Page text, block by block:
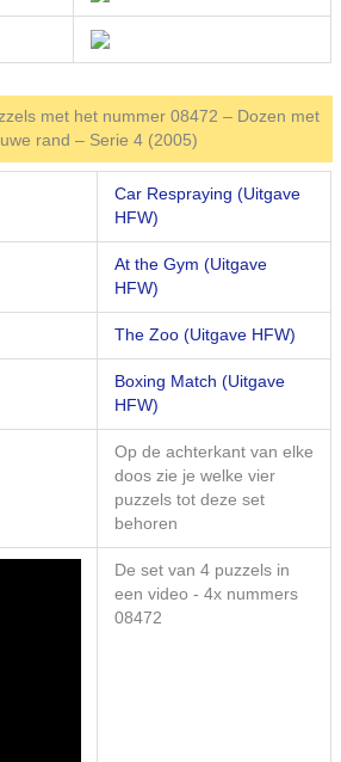
met het nummer 08472 – Dozen met
rand – Serie 4 (2005)
Car Respraying (Uitgave
HFW)
At the Gym (Uitgave
HFW)
The Zoo (Uitgave HFW)
Boxing Match (Uitgave
HFW)
Op de achterkant van elke
doos zie je welke vier
puzzels tot deze set
behoren
De set van 4 puzzels in
een video - 4x nummers
08472